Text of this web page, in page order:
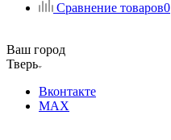
Сравнение товаров0
Ваш город
Тверь
Вконтакте
MAX